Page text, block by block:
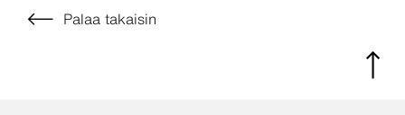
Palaa takaisin